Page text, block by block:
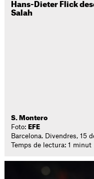
Hans-Dieter Flick
Salah
S. Montero
Foto: EFE
Barcelona. Divendres, 15
Temps de lectura: 1 minut